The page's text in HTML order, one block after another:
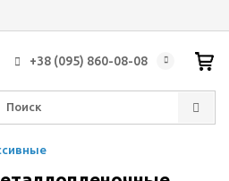
+38 (095) 860-08-08